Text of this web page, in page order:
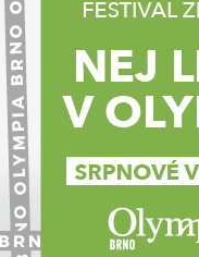
Mažoretky
15:00 Ostatní sporty